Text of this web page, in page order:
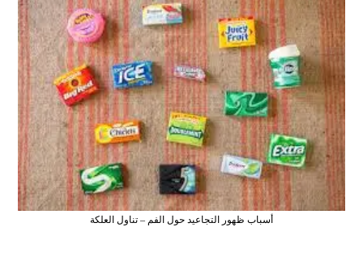
أسباب ظهور التجاعيد حول الفم – تناول العلكة